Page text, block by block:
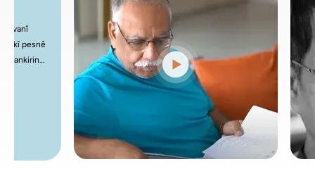
dilovanî
bijîjkî pesnê
dermankirina